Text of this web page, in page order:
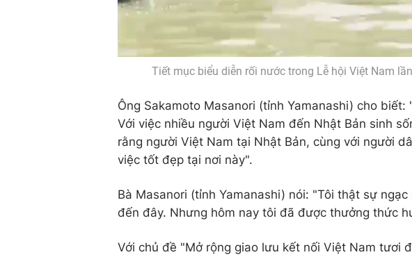
Tiết mục biểu diễn rối nước trong Lễ hội Việt Nam
Ông Sakamoto Masanori (tỉnh Yamanashi) cho
Với việc nhiều người Việt Nam đến Nhật Bản sinh
rằng người Việt Nam tại Nhật Bản, cùng với người
việc tốt đẹp tại nơi này".
Bà Masanori (tỉnh Yamanashi) nói: "Tôi thật sự
đến đây. Nhưng hôm nay tôi đã được thưởng thức
Với chủ đề "Mở rộng giao lưu kết nối Việt Nam tươi